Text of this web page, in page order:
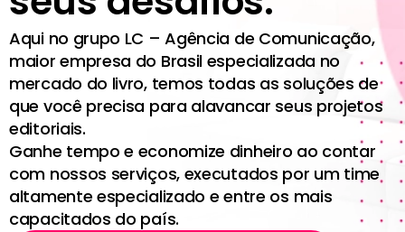
Aqui no grupo LC – Agência de Comunicação,
maior empresa do Brasil especializada no
mercado do livro, temos todas as soluções de
que você precisa para alavancar seus projetos
editoriais.
Ganhe tempo e economize dinheiro ao contar
com nossos serviços, executados por um time
altamente especializado e entre os mais
capacitados do país.